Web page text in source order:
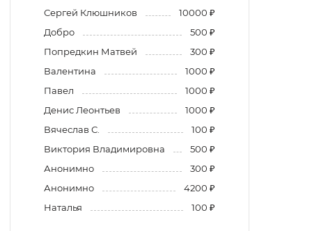
Сергей Клюшников
10000 ₽
Добро
500 ₽
Попредкин Матвей
300 ₽
Валентина
1000 ₽
Павел
1000 ₽
Денис Леонтьев
1000 ₽
Вячеслав С.
100 ₽
Виктория Владимировна
500 ₽
Анонимно
300 ₽
Анонимно
4200 ₽
Наталья
100 ₽